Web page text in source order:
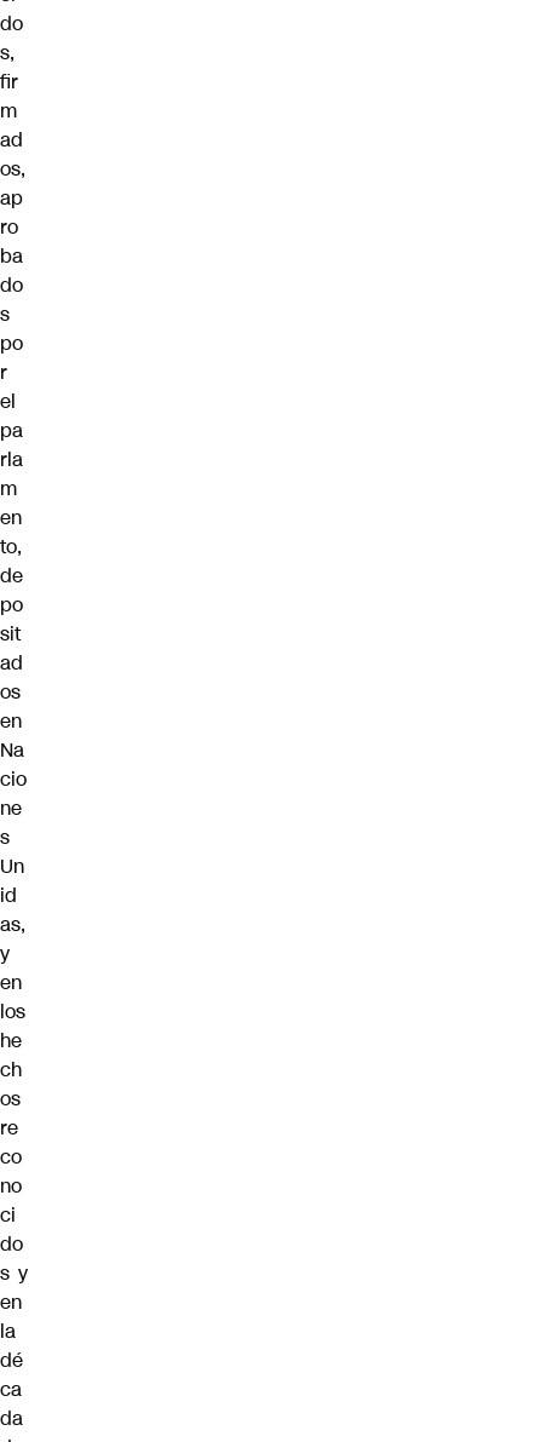
do
s,
fir
m
ad
os,
ap
ro
ba
do
s
po
r
el
pa
rla
m
en
to,
de
po
sit
ad
os
en
Na
cio
ne
s
Un
id
as,
y
en
los
he
ch
os
re
co
no
ci
do
s y
en
la
dé
ca
da